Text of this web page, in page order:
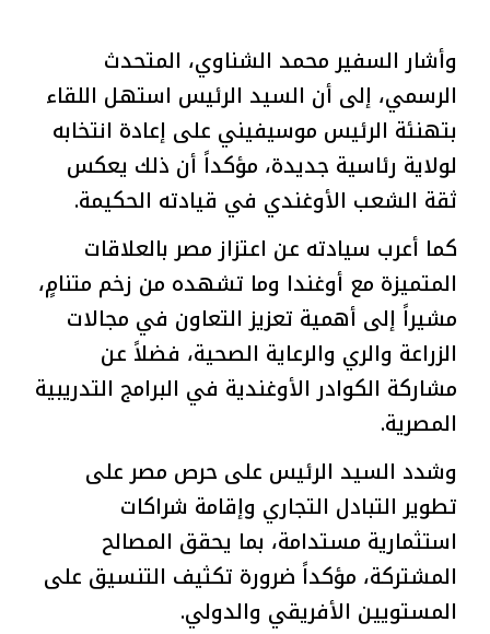
وأشار السفير محمد الشناوي، المتحدث
الرسمي، إلى أن السيد الرئيس استهل اللقاء
بتهنئة الرئيس موسيفيني على إعادة انتخابه
لولاية رئاسية جديدة، مؤكداً أن ذلك يعكس
ثقة الشعب الأوغندي في قيادته الحكيمة.
كما أعرب سيادته عن اعتزاز مصر بالعلاقات
المتميزة مع أوغندا وما تشهده من زخم متنامٍ،
مشيراً إلى أهمية تعزيز التعاون في مجالات
الزراعة والري والرعاية الصحية، فضلاً عن
مشاركة الكوادر الأوغندية في البرامج التدريبية
المصرية.
وشدد السيد الرئيس على حرص مصر على
تطوير التبادل التجاري وإقامة شراكات
استثمارية مستدامة، بما يحقق المصالح
المشتركة، مؤكداً ضرورة تكثيف التنسيق على
المستويين الأفريقي والدولي.